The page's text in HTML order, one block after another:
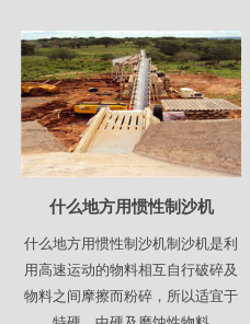
什么地方用惯性制沙机
什么地方用惯性制沙机制沙机是利
用高速运动的物料相互自行破碎及
物料之间摩擦而粉碎，所以适宜于